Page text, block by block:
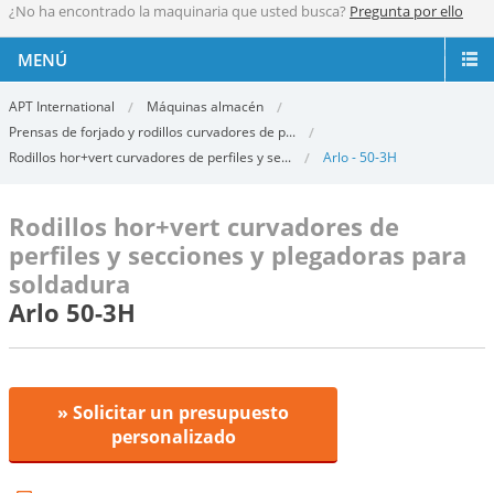
¿No ha encontrado la maquinaria que usted busca? Pregunta por ello
MENÚ
APT International
Máquinas almacén
Prensas de forjado y rodillos curvadores de p...
Rodillos hor+vert curvadores de perfiles y se...
Arlo - 50-3H
Rodillos hor+vert curvadores de
perfiles y secciones y plegadoras para
soldadura
Arlo 50-3H
» Solicitar un presupuesto
personalizado